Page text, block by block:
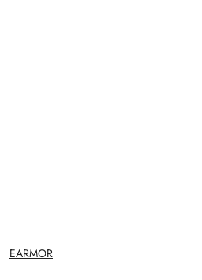
NAZWA
PRODUCENTA:
EARMOR